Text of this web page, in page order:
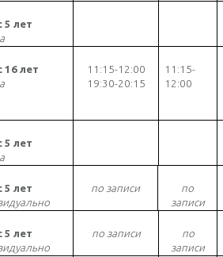
5 лет
16 лет
1 1 : 1 5-1 2:00
19:30-20:15
11 : 1 5-
1 2:00
5 лет
5 лет
по записи
по
записи
5 лет
по записи
по
записи